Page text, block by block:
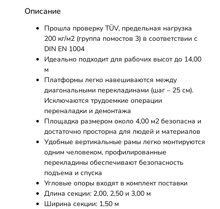
Описание
Прошла проверку TÜV, предельная нагрузка
200 кг/м2 (группа помостов 3) в соответствии с
DIN EN 1004
Идеально подходит для рабочих высот до 14,00
м
Платформы легко навешиваются между
диагональными перекладинами (шаг – 25 см).
Исключаются трудоемкие операции
переналадки и демонтажа
Площадка размером около 4,00 м2 безопасна и
достаточно просторна для людей и материалов
Удобные вертикальные рамы легко монтируются
одним человеком, профилированные
перекладины обеспечивают безопасность
подъема и спуска
Угловые опоры входят в комплект поставки
Длина секции: 2,00, 2,50 и 3,00 м
Ширина секции: 1,50 м